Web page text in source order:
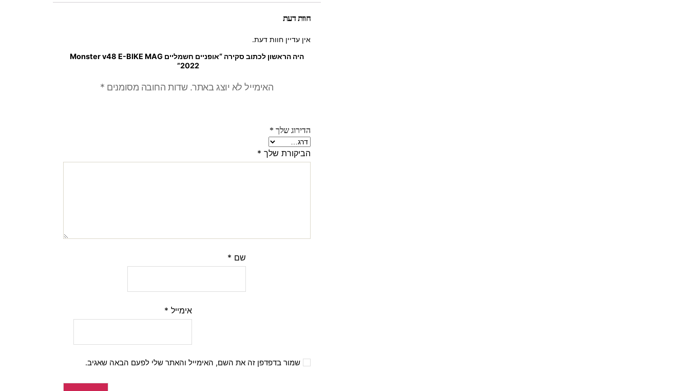
חוות דעת
אין עדיין חוות דעת.
היה הראשון לכתוב סקירה “אופניים חשמליים Monster v48 E-BIKE MAG
2022”
האימייל לא יוצג באתר. שדות החובה מסומנים *
הדירוג שלך *
הביקורת שלך *
שם *
אימייל *
שמור בדפדפן זה את השם, האימייל והאתר שלי לפעם הבאה שאגיב.